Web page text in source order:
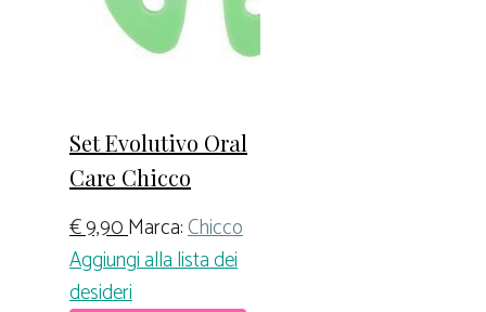
Set Evolutivo Oral
Care Chicco
€9,90Marca:Chicco
Aggiungi alla lista dei
desideri